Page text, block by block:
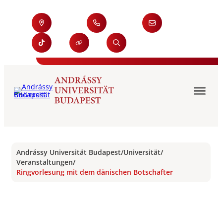
Andrássy Universität Budapest/Universität/
Veranstaltungen/
Ringvorlesung mit dem dänischen Botschafter